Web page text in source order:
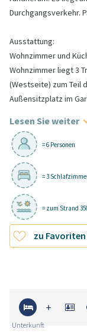
Durchgangsverkehr.
Ausstattung:
Wohnzimmer und
Wohnzimmer liegt 3
(Westseite) zum Teil
Außensitzplatz im
Lesen Sie weiter
= 6 Personen
= 3
= zum Strand
zu
Unterkunft